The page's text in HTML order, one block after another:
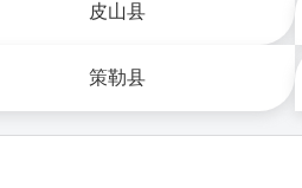
皮山县
策勒县